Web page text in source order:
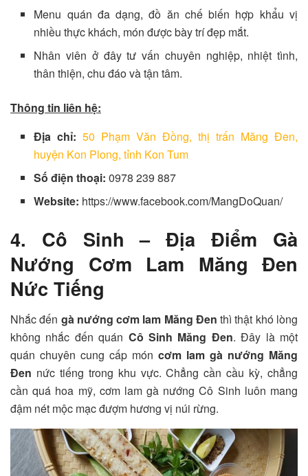
Menu quán đa dạng, đồ ăn chế biến hợp khẩu vị
nhiều thực khách, món được bày trí đẹp mắt.
Nhân viên ở đây tư vấn chuyên nghiệp, nhiệt tình,
thân thiện, chu đáo và tận tâm.
Thông tin liên hệ:
Địa chỉ:50 Phạm Văn Đồng, thị trấn Măng Đen,
huyện Kon Plong, tỉnh Kon Tum
Số điện thoại: 0978 239 887
Website: https://www.facebook.com/MangDoQuan/
4. Cô Sinh – Địa Điểm Gà
Nướng Cơm Lam Măng Đen
Nức Tiếng
Nhắc đến gà nướng cơm lam Măng Đen thì thật khó lòng
không nhắc đến quán Cô Sinh Măng Đen. Đây là một
quán chuyên cung cấp món cơm lam gà nướng Măng
Đen nức tiếng trong khu vực. Chẳng cần cầu kỳ, chẳng
cần quá hoa mỹ, cơm lam gà nướng Cô Sinh luôn mang
đậm nét mộc mạc đượm hương vị núi rừng.